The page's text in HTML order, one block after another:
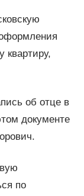
квартиру,
об отце в
документе
по